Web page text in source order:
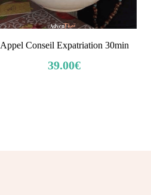
Appel Conseil Expatriation 30min
39.00€